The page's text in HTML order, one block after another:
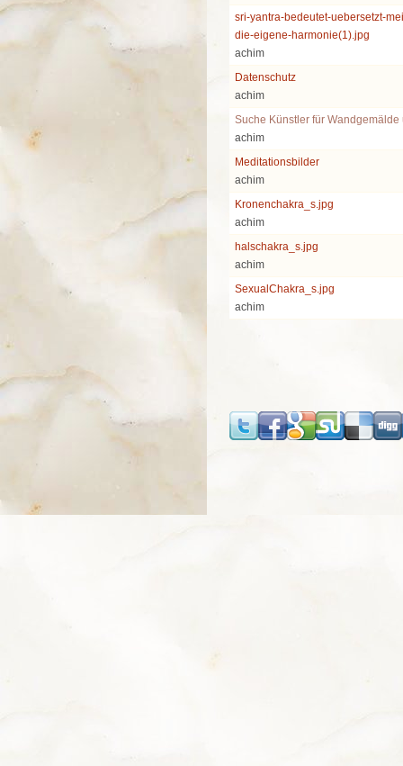
sri-yantra-bedeutet-uebersetzt-
die-eigene-harmonie(1).jpg
achim
Datenschutz
achim
Suche Künstler für
achim
Meditationsbilder
achim
Kronenchakra_s.jpg
achim
halschakra_s.jpg
achim
SexualChakra_s.jpg
achim